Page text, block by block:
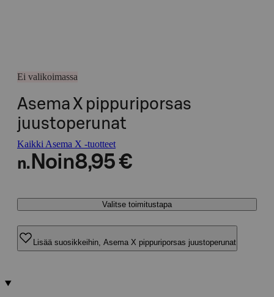
Ei valikoimassa
Asema X pippuriporsas
juustoperunat
Kaikki Asema X -tuotteet
n. Noin8,95 €
Valitse toimitustapa
Lisää suosikkeihin, Asema X pippuriporsas juustoperunat